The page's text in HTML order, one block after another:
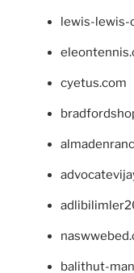
lewis-lewis-
cyetus.com
balithut-